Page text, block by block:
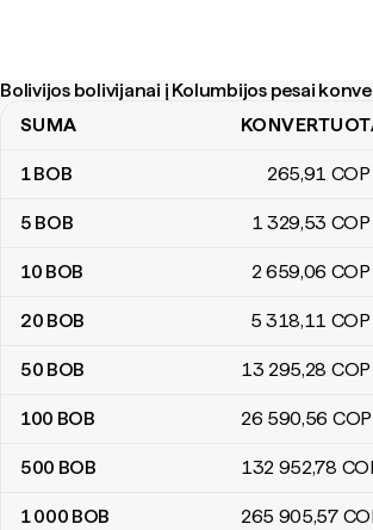
Bolivijos bolivijanai į Kolumbijos pesai
Bolivijos bolivijanai į Kolumbijos pesai
SUMA
1BOB 265,91 COP
5 BOB 1 329,53 COP
10 BOB 2 659,06 COP
20 BOB 5 318,11 COP
50 BOB 13 295,28 COP
100 BOB 26 590,56 COP
500 BOB 132 952,78
1 000 BOB 265 905,57